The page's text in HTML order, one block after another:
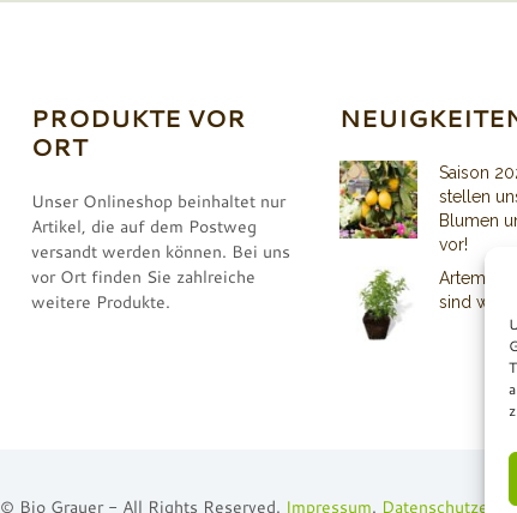
PRODUKTE VOR
ORT
Unser Onlineshop beinhaltet nur
Artikel, die auf dem Postweg
versandt werden können. Bei uns
vor Ort finden Sie zahlreiche
weitere Produkte.
Saison
stellen
Blumen
vor!
Artemisia
sind
© Bio Grauer - All Rights Reserved. Impressum.